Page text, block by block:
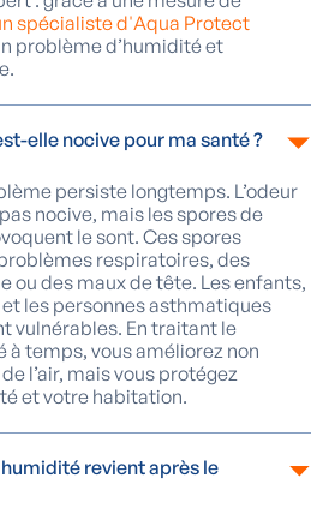
spécialiste d'Aqua Protect
problème d’humidité et
elle nocive pour ma santé ?
persiste longtemps. L’odeur
nocive, mais les spores de
le sont. Ces spores
respiratoires, des
ou des maux de tête. Les enfants,
les personnes asthmatiques
vulnérables. En traitant le
à temps, vous améliorez non
l’air, mais vous protégez
et votre habitation.
revient après le